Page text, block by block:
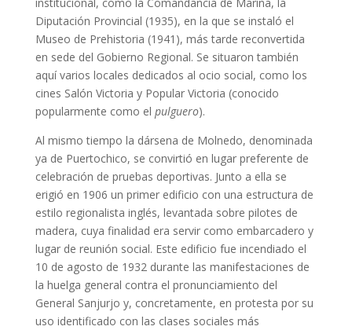
institucional, como la Comandancia de Marina, la
Diputación Provincial (1935), en la que se instaló el
Museo de Prehistoria (1941), más tarde reconvertida
en sede del Gobierno Regional. Se situaron también
aquí varios locales dedicados al ocio social, como los
cines Salón Victoria y Popular Victoria (conocido
popularmente como el pulguero).
Al mismo tiempo la dársena de Molnedo, denominada
ya de Puertochico, se convirtió en lugar preferente de
celebración de pruebas deportivas. Junto a ella se
erigió en 1906 un primer edificio con una estructura de
estilo regionalista inglés, levantada sobre pilotes de
madera, cuya finalidad era servir como embarcadero y
lugar de reunión social. Este edificio fue incendiado el
10 de agosto de 1932 durante las manifestaciones de
la huelga general contra el pronunciamiento del
General Sanjurjo y, concretamente, en protesta por su
uso identificado con las clases sociales más